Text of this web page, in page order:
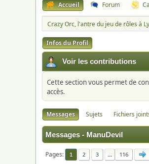
Accueil Forum
Crazy Orc, l'antre du jeu de rôles à
Infos du Profil
Voir les contributions
Cette section vous permet de
accès.
Messages Sujets Fichiers
Messages - ManuDevil
Pages 1 2 3 ... 116